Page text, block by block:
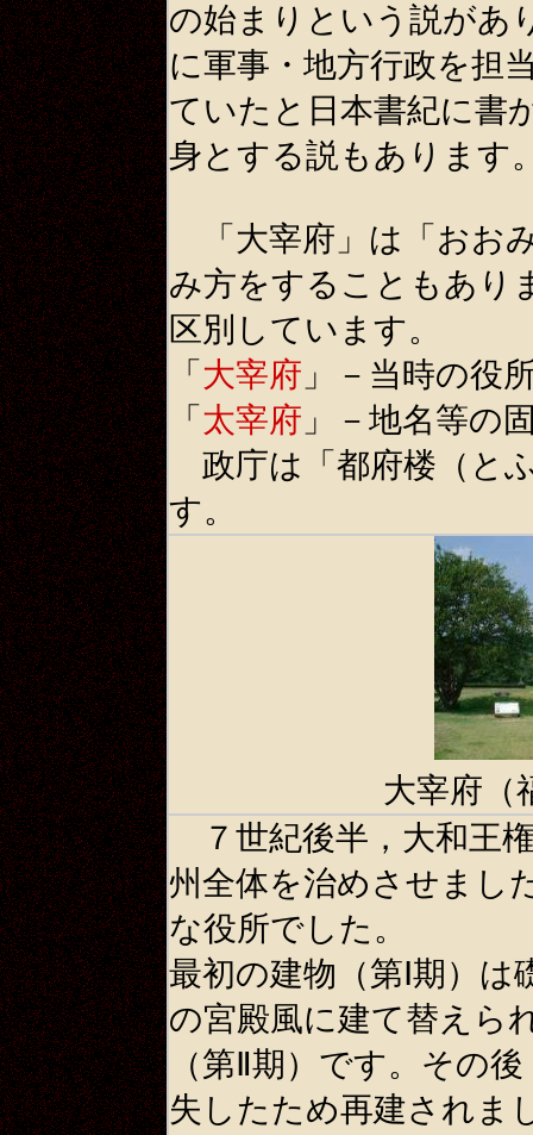
の始まりという説があ
に軍事・地方行政を担
ていたと日本書紀に書
身とする説もあります
「大宰府」は「おお
み方をすることもあり
区別しています。
「 大宰府 」－当時の役
「 太宰府 」－地名等の
政庁は「都府楼（と
す。
大宰府（
７世紀後半，大和王
州全体を治めさせまし
な役所でした。
最初の建物（第Ⅰ期）
の宮殿風に建て替えら
（第Ⅱ期）です。その
失したため再建されま